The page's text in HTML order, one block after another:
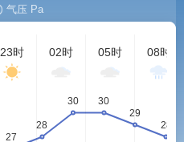
气压 Pa
23时 02时 05时 08时